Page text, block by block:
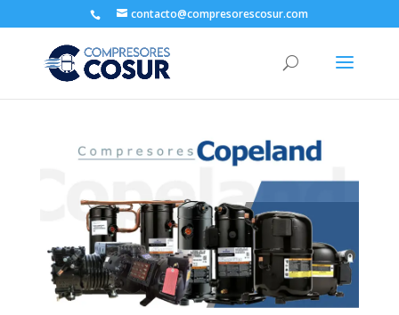
contacto@compresorescosur.com